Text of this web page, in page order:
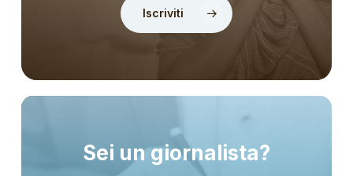
Iscriviti
Sei un giornalista?